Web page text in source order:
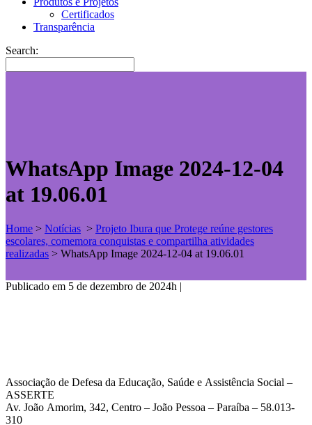
Certificados
Transparência
Search:
WhatsApp Image 2024-12-04
at 19.06.01
Home > Notícias > Projeto Ibura que Protege reúne gestores
escolares, comemora conquistas e compartilha atividades
realizadas > WhatsApp Image 2024-12-04 at 19.06.01
Publicado em 5 de dezembro de 2024h |
Associação de Defesa da Educação, Saúde e Assistência Social –
ASSERTE
Av. João Amorim, 342, Centro – João Pessoa – Paraíba – 58.013-
310